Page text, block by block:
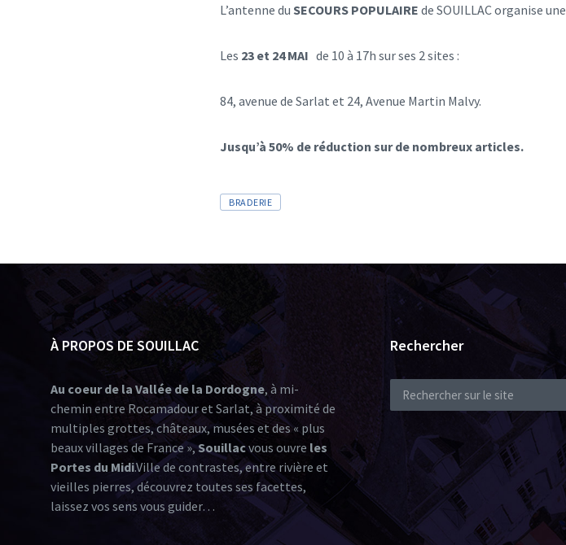
L’antenne duSECOURS POPULAIRE de SOUILLAC organise une
Les 23 et 24 MAI de 10 à 17h sur ses 2 sites :
84, avenue de Sarlat et 24, Avenue Martin Malvy.
Jusqu’à 50% de réduction sur de nombreux articles.
BRADERIE
À PROPOS DE SOUILLAC
Au coeur de la Vallée de la Dordogne, à mi-
chemin entre Rocamadour et Sarlat, à proximité de
multiples grottes, châteaux, musées et des « plus
beaux villages de France »,Souillacvous ouvre les
Portes du Midi.Ville de contrastes, entre rivière et
vieilles pierres, découvrez toutes ses facettes,
laissez vos sens vous guider…
Rechercher